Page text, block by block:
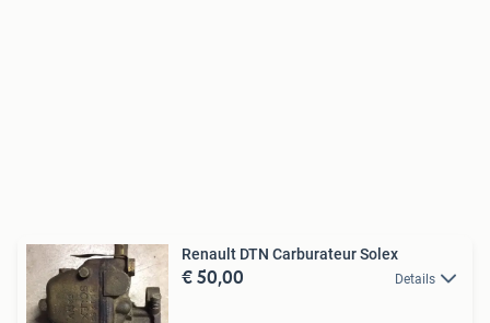
Renault DTN Carburateur Solex
€ 50,00 Details